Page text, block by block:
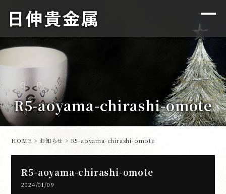
R5-aoyama-chirashi-omote
HOME > お知らせ > R5-aoyama-chirashi-omote
R5-aoyama-chirashi-omote
2024/01/09